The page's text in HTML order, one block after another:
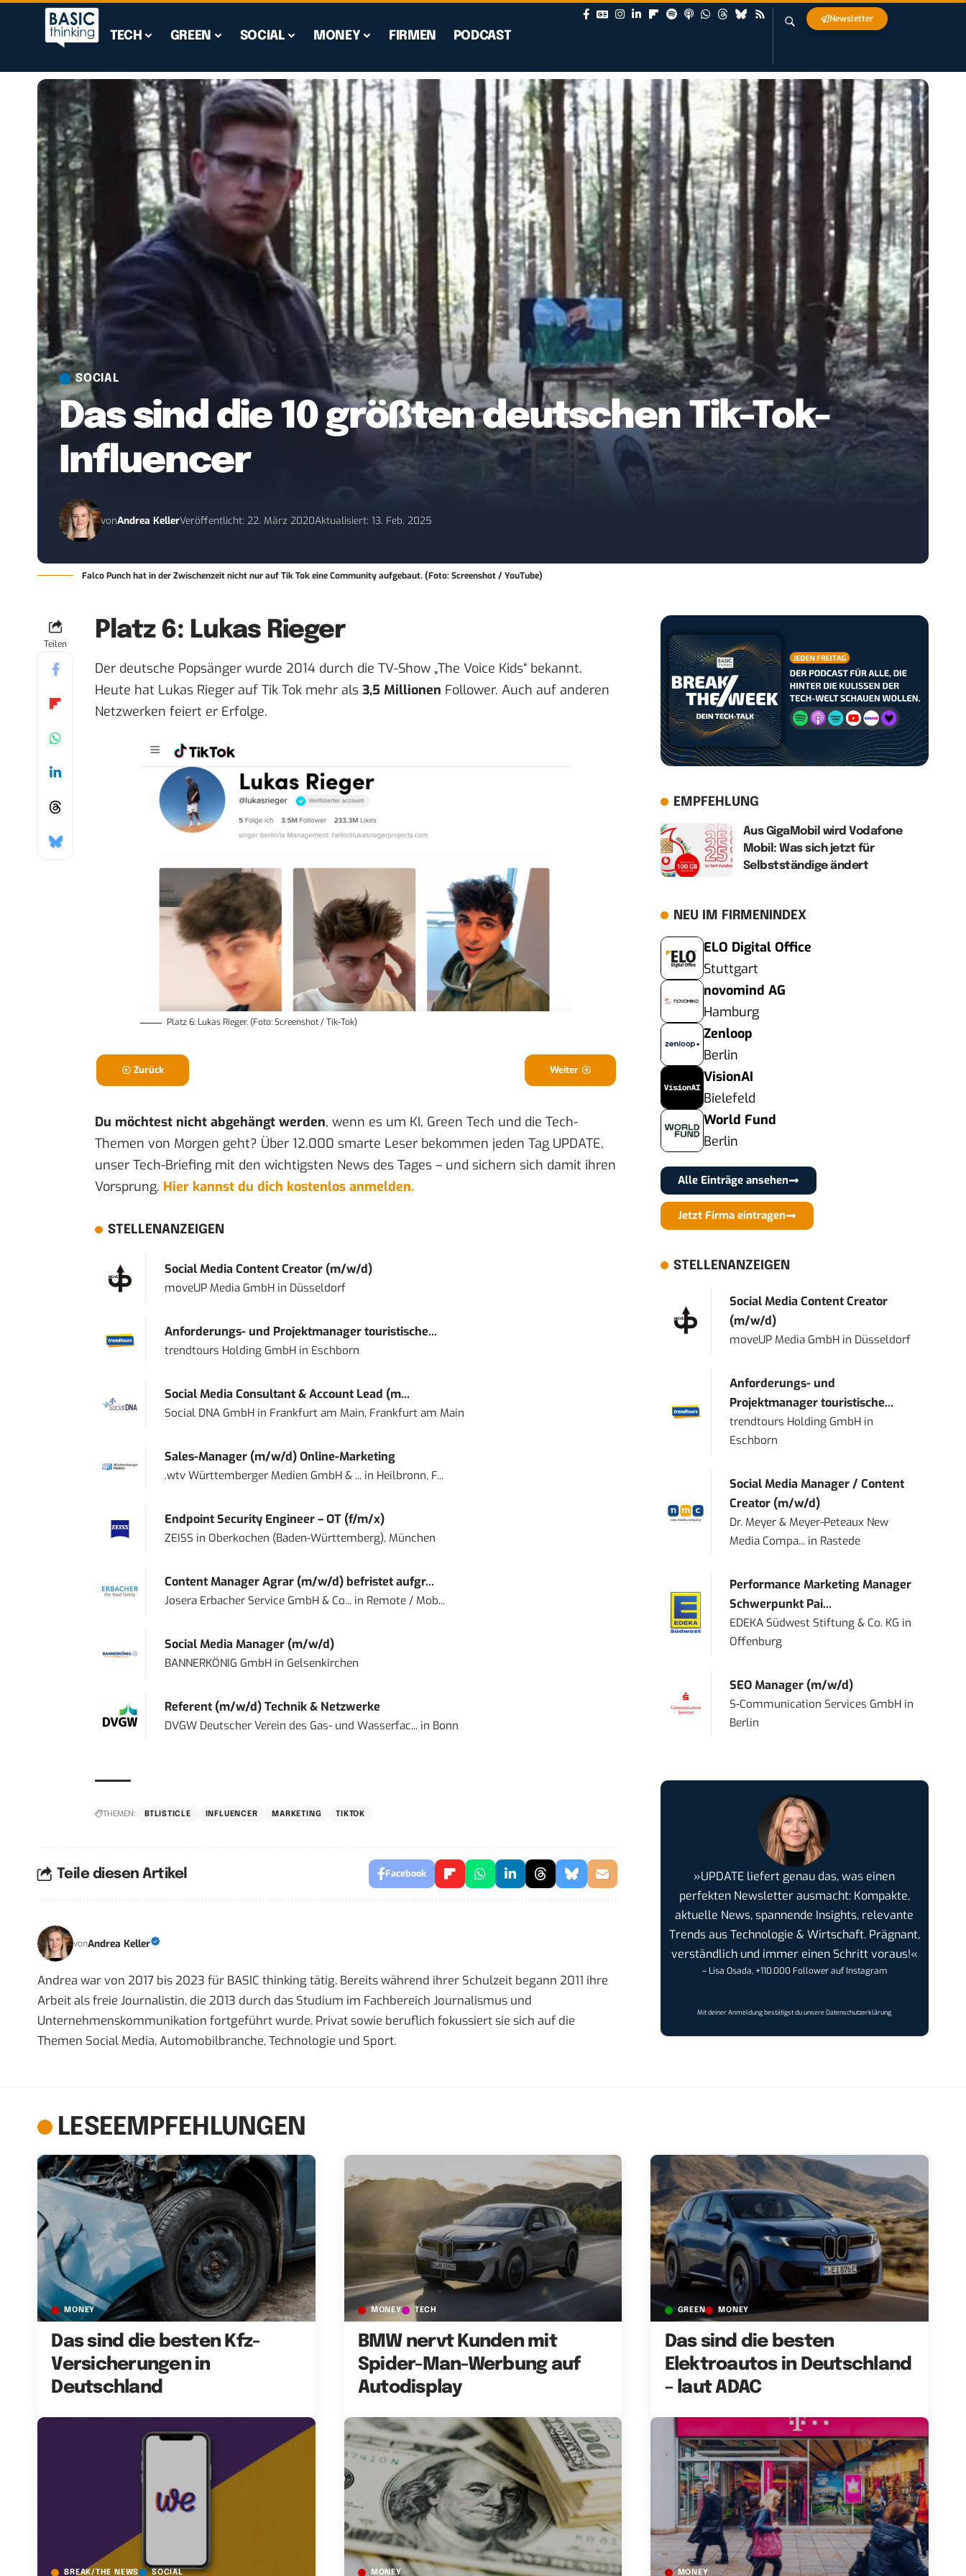
TECH GREEN SOCIAL MONEY FIRMEN PODCAST
Newsletter
SOCIAL
Das sind die 10 größten deutschen Tik-Tok-
Influencer
vonAndrea KellerVeröffentlicht: 22. März 2020Aktualisiert: 13. Feb. 2025
Falco Punch hat in der Zwischenzeit nicht nur auf Tik Tok eine Community aufgebaut. (Foto: Screenshot / YouTube)
Teilen
Platz 6: Lukas Rieger
Der deutsche Popsänger wurde 2014 durch die TV-Show „The Voice Kids“ bekannt.
Heute hat Lukas Rieger auf Tik Tok mehr als 3,5 Millionen Follower. Auch auf anderen
Netzwerken feiert er Erfolge.
Platz 6: Lukas Rieger. (Foto: Screenshot / Tik-Tok)
Zurück Weiter
Du möchtest nicht abgehängt werden, wenn es um KI, Green Tech und die Tech-
Themen von Morgen geht? Über 12.000 smarte Leser bekommen jeden Tag UPDATE,
unser Tech-Briefing mit den wichtigsten News des Tages – und sichern sich damit ihren
Vorsprung. Hier kannst du dich kostenlos anmelden.
STELLENANZEIGEN
Social Media Content Creator (m/w/d)
moveUP Media GmbHin Düsseldorf
Anforderungs- und Projektmanager touristische...
trendtours Holding GmbHin Eschborn
Social Media Consultant & Account Lead (m...
Social DNA GmbHin Frankfurt am Main, Frankfurt am Main
Sales-Manager (m/w/d) Online-Marketing
.wtv Württemberger Medien GmbH & ...in Heilbronn, F...
Endpoint Security Engineer – OT (f/m/x)
ZEISS in Oberkochen (Baden-Württemberg), München
Content Manager Agrar (m/w/d) befristet aufgr...
Josera Erbacher Service GmbH & Co...in Remote / Mob...
Social Media Manager (m/w/d)
BANNERKÖNIG GmbHin Gelsenkirchen
Referent (m/w/d) Technik & Netzwerke
DVGW Deutscher Verein des Gas- und Wasserfac...in Bonn
THEMEN: BTLISTICLE INFLUENCER MARKETING TIKTOK
Teile diesen Artikel Facebook
vonAndrea Keller
Andrea war von 2017 bis 2023 für BASIC thinking tätig. Bereits während ihrer Schulzeit begann 2011 ihre
Arbeit als freie Journalistin, die 2013 durch das Studium im Fachbereich Journalismus und
Unternehmenskommunikation fortgeführt wurde. Privat sowie beruflich fokussiert sie sich auf die
Themen Social Media, Automobilbranche, Technologie und Sport.
EMPFEHLUNG
Aus GigaMobil wird Vodafone
Mobil: Was sich jetzt für
Selbstständige ändert
NEU IM FIRMENINDEX
ELO Digital Office
Stuttgart
novomind AG
Hamburg
Zenloop
Berlin
VisionAI
Bielefeld
World Fund
Berlin
Alle Einträge ansehen
Jetzt Firma eintragen
STELLENANZEIGEN
Social Media Content Creator
(m/w/d)
moveUP Media GmbH in Düsseldorf
Anforderungs- und
Projektmanager touristische...
trendtours Holding GmbH in
Eschborn
Social Media Manager / Content
Creator (m/w/d)
Dr. Meyer & Meyer-Peteaux New
Media Compa... in Rastede
Performance Marketing Manager
Schwerpunkt Pai...
EDEKA Südwest Stiftung & Co. KG in
Offenburg
SEO Manager (m/w/d)
S-Communication Services GmbH in
Berlin
»UPDATE liefert genau das, was einen
perfekten Newsletter ausmacht: Kompakte,
aktuelle News, spannende Insights, relevante
Trends aus Technologie & Wirtschaft. Prägnant,
verständlich und immer einen Schritt voraus!«
– Lisa Osada, +110.000 Follower auf Instagram
Mit deiner Anmeldung bestätigst du unsereDatenschutzerklärung
LESEEMPFEHLUNGEN
MONEY
Das sind die besten Kfz-
Versicherungen in
Deutschland
MONEY TECH
BMW nervt Kunden mit
Spider-Man-Werbung auf
Autodisplay
GREEN MONEY
Das sind die besten
Elektroautos in Deutschland
– laut ADAC
BREAK/THE NEWS SOCIAL MONEY MONEY